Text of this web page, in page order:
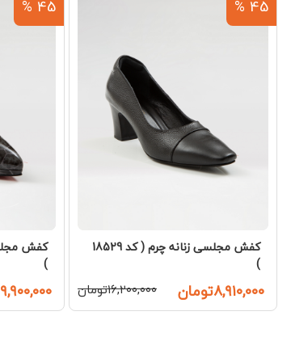
45 %
کفش مجلسی زنانه چرم ( کد 18529
)
۸,۹۱۰,۰۰۰تومان ۱۶,۲۰۰,۰۰۰تومان
45 %
)
۹,۹۰۰,۰۰۰تومان